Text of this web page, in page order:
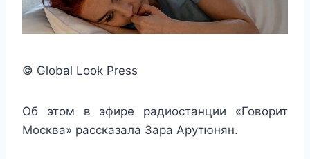
© Global Look Press
Об этом в эфире радиостанции «Говорит
Москва» рассказала Зара Арутюнян.